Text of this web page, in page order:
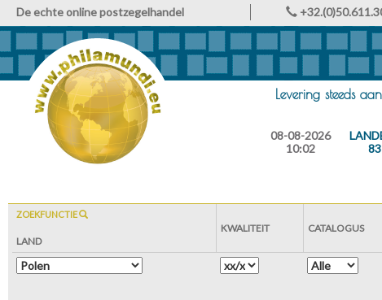
De echte online postzegelhandel
Levering steeds
08-08-2026
10:02
83
ZOEKFUNCTIE
LAND
KWALITEIT CATALOGUS